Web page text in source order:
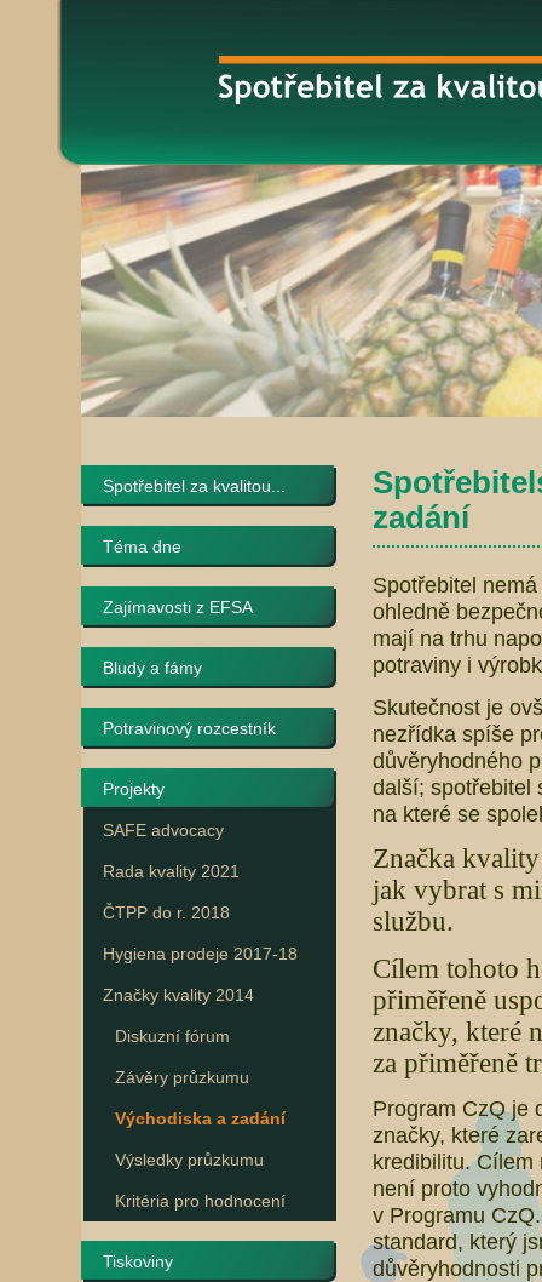
Spotřebitel za kvalitou...
Téma dne
Zajímavosti z EFSA
Bludy a fámy
Potravinový rozcestník
Projekty
SAFE advocacy
Rada kvality 2021
ČTPP do r. 2018
Hygiena prodeje 2017-18
Značky kvality 2014
Diskuzní fórum
Závěry průzkumu
Východiska a zadání
Výsledky průzkumu
Kritéria pro hodnocení
Tiskoviny
zadání
Spotřebitel
ohledně
mají na trhu
potraviny i
Skutečnost je
nezřídka spíše
důvěryhodného
další; spotřebitel
na které se
Značka
jak vybrat s
službu.
Cílem tohoto
přiměřeně
značky, které
za přiměřeně
Program CzQ je
značky, které
kredibilitu. Cílem
není proto
v Programu
standard, který
důvěryhodnosti